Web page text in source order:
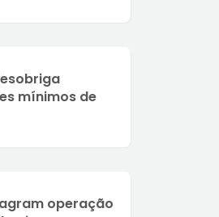
mínimos de
operação